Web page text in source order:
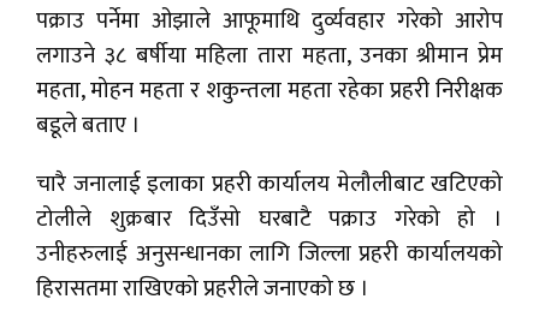
पक्राउ पर्नेमा ओझाले आफूमाथि दुर्व्यवहार गरेको आरोप
लगाउने ३८ बर्षीया महिला तारा महता, उनका श्रीमान प्रेम
महता, मोहन महता र शकुन्तला महता रहेका प्रहरी निरीक्षक
बडूले बताए ।
चारै जनालाई इलाका प्रहरी कार्यालय मेलौलीबाट खटिएको
टोलीले शुक्रबार दिउँसो घरबाटै पक्राउ गरेको हो ।
उनीहरुलाई अनुसन्धानका लागि जिल्ला प्रहरी कार्यालयको
हिरासतमा राखिएको प्रहरीले जनाएको छ ।